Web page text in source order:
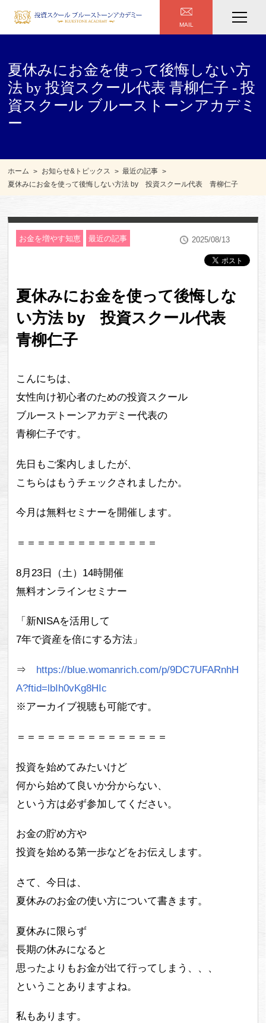
MAIL
夏休みにお金を使って後悔しない方
法 by 投資スクール代表 青柳仁子 - 投
資スクール ブルーストーンアカデミ
ー
ホーム お知らせ&トピックス
最近の記事
夏休みにお金を使って後悔しない方法 by 投資スクール代表 青柳仁子
お金を増やす知恵 最近の記事 2025/08/13
夏休みにお金を使って後悔しな
い方法 by 投資スクール代表
青柳仁子
こんにちは、
女性向け初心者のための投資スクール
ブルーストーンアカデミー代表の
青柳仁子です。
先日もご案内しましたが、
こちらはもうチェックされましたか。
今月は無料セミナーを開催します。
＝＝＝＝＝＝＝＝＝＝＝＝＝＝
8月23日（土）14時開催
無料オンラインセミナー
「新NISAを活用して
7年で資産を倍にする方法」
⇒ https://blue.womanrich.com/p/9DC7UFARnhH
A?ftid=lbIh0vKg8HIc
※アーカイブ視聴も可能です。
＝＝＝＝＝＝＝＝＝＝＝＝＝＝＝
投資を始めてみたいけど
何から始めて良いか分からない、
という方は必ず参加してください。
お金の貯め方や
投資を始める第一歩などをお伝えします。
さて、今日は、
夏休みのお金の使い方について書きます。
夏休みに限らず
長期の休みになると
思ったよりもお金が出て行ってしまう、、、
ということありますよね。
私もあります。